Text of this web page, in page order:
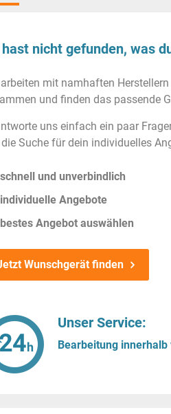
hast nicht gefunden, was
mit namhaften
und finden das passende
uns einfach ein paar
Suche für dein individuelles
schnell und unverbindlich
individuelle Angebote
bestes Angebot auswählen
Wunschgerät finden
Unser Service:
Bearbeitung innerhalb